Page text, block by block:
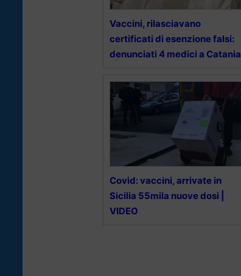
Vaccini, rilasciavano
certificati di esenzione falsi:
denunciati 4 medici a Catania
Covid: vaccini, arrivate in
Sicilia 55mila nuove dosi |
VIDEO